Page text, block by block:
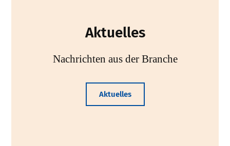
Aktuelles
Nachrichten aus der Branche
Aktuelles